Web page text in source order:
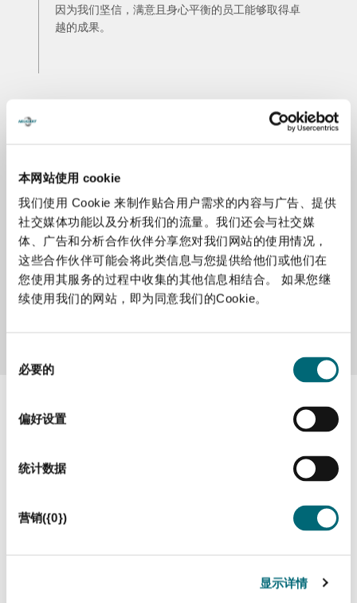
本网站使用 cookie
我们使用 Cookie 来制作贴合用户需求的内容与广告、提供
社交媒体功能以及分析我们的流量。我们还会与社交媒
体、广告和分析合作伙伴分享您对我们网站的使用情况，
这些合作伙伴可能会将此类信息与您提供给他们或他们在
您使用其服务的过程中收集的其他信息相结合。 如果您继
续使用我们的网站，即为同意我们的Cookie。
必要的
偏好设置
统计数据
营销({0})
显示详情
因为我们坚信，满意且身心平衡的员工能够取得卓
越的成果。
"我非常欣赏在 Neugart 的工作，因为离家近，我可以很好地
“在Neugart工作不仅仅是一份工作。我们出于信念，积极践行
可持续发展。例如，许多同事都使用Neugart资助的‘Jobrad’自
行车。此外，配备光伏发电系统的3号工厂使我们实现了部分
能源自给，并节约了资源。”
管理信息
企业文化
它是我们日常的相处